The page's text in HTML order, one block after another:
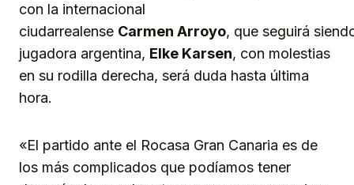
con la internacional
ciudarrealense Carmen Arroyo, que seguirá
jugadora argentina, Elke Karsen, con molestias
en su rodilla derecha, será duda hasta última
hora.
«El partido ante el Rocasa Gran Canaria es de
los más complicados que podíamos tener